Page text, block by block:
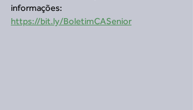
informações:
https://bit.ly/BoletimCASenior